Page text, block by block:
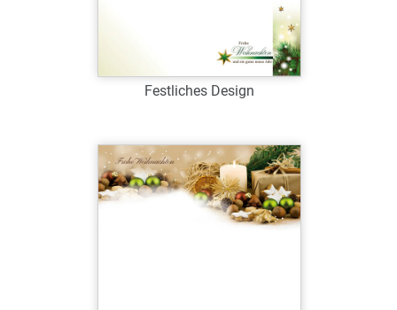
Festliches Design
Art.-Nr.: W39065
Verfügbar